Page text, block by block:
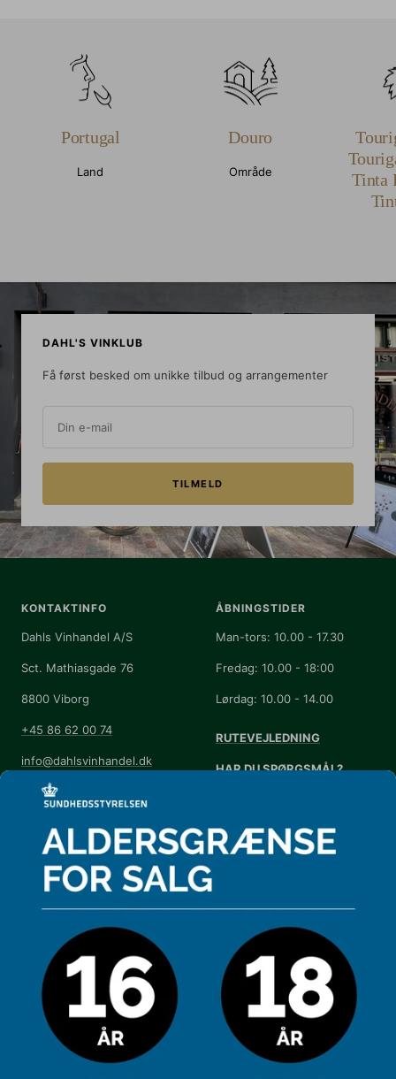
Portugal
Land
Douro
Område
Tinta
DAHL'S VINKLUB
Få først besked om unikke tilbud og arrangementer
Din e-mail
TILMELD
KONTAKTINFO
Dahls Vinhandel A/S
Sct. Mathiasgade 76
8800 Viborg
+45 86 62 00 74
info@dahlsvinhandel.dk
Handelsbetingelser
ordre
Cookie-præferencer
ÅBNINGSTIDER
Man-tors: 10.00 - 17.30
Fredag: 10.00 - 18:00
Lørdag: 10.00 - 14.00
RUTEVEJLEDNING
HAR DU SPØRGSMÅL?
Kontrolrapport
DAHLS NYHEDSBREV
Få et ugentlig tilbud og invitationer til
arrangementer.
Din e-mail